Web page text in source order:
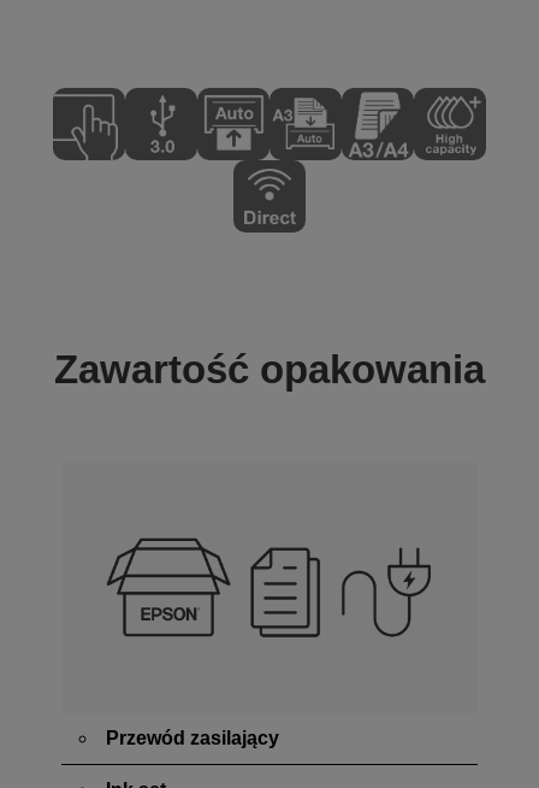
Zawartość opakowania
Przewód zasilający